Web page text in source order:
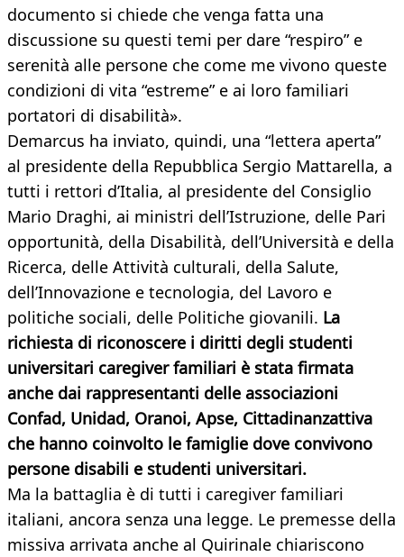
documento si chiede che venga fatta una
discussione su questi temi per dare “respiro” e
serenità alle persone che come me vivono queste
condizioni di vita “estreme” e ai loro familiari
portatori di disabilità».
Demarcus ha inviato, quindi, una “lettera aperta”
al presidente della Repubblica Sergio Mattarella, a
tutti i rettori d’Italia, al presidente del Consiglio
Mario Draghi, ai ministri dell’Istruzione, delle Pari
opportunità, della Disabilità, dell’Università e della
Ricerca, delle Attività culturali, della Salute,
dell’Innovazione e tecnologia, del Lavoro e
politiche sociali, delle Politiche giovanili. La
richiesta di riconoscere i diritti degli studenti
universitari caregiver familiari è stata firmata
anche dai rappresentanti delle associazioni
Confad, Unidad, Oranoi, Apse, Cittadinanzattiva
che hanno coinvolto le famiglie dove convivono
persone disabili e studenti universitari.
Ma la battaglia è di tutti i caregiver familiari
italiani, ancora senza una legge. Le premesse della
missiva arrivata anche al Quirinale chiariscono